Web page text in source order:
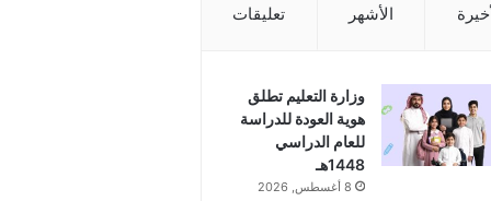
الأشهر تعليقات
وزارة التعليم تطلق
هوية العودة للدراسة
للعام الدراسي
1448هـ
8 أغسطس, 2026